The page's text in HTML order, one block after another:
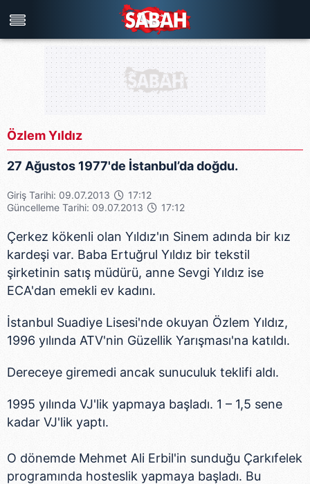
Türkiye'nin en iyi haber sitesi
Özlem Yıldız
27 Ağustos 1977'de İstanbul’da doğdu.
Giriş Tarihi: 09.07.2013
17:12
Güncelleme Tarihi: 09.07.2013
17:12
Çerkez kökenli olan Yıldız'ın Sinem adında bir kız
kardeşi var. Baba Ertuğrul Yıldız bir tekstil
şirketinin satış müdürü, anne Sevgi Yıldız ise
ECA'dan emekli ev kadını.
İstanbul Suadiye Lisesi'nde okuyan Özlem Yıldız,
1996 yılında ATV'nin Güzellik Yarışması'na katıldı.
Dereceye giremedi ancak sunuculuk teklifi aldı.
1995 yılında VJ'lik yapmaya başladı. 1 – 1,5 sene
kadar VJ'lik yaptı.
O dönemde Mehmet Ali Erbil'in sunduğu Çarkıfelek
programında hosteslik yapmaya başladı. Bu